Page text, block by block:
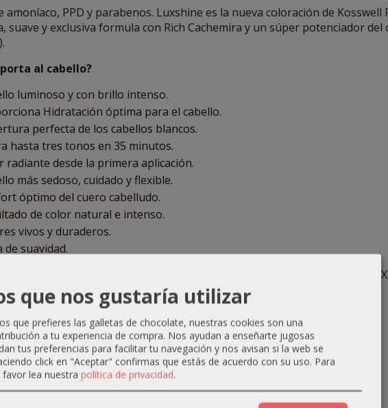
amoníaco, PPD y parabenos. Luxshine es la nueva coloración de Kosswell
suave y exclusiva formula con Rich Cachemira y un súper potenciador del
al cabello?
luminoso y con brillo intenso.
Hidratación óptima para el cabello.
perfecta de los cabellos blancos.
hasta tres tonos en 35 minutos.
radiante desde la primera aplicación.
más sedoso, cuidado y flexible.
óptimo del cuero cabelludo.
de color natural e intenso.
vivos y duraderos.
de suavidad.
: Mezcla + 1 1/2 mezclar 60 ml de Luxshine con 90 ml de Luxshine
homogénea
que nos gustaría utilizar
que prefieres las galletas de chocolate, nuestras cookies son una
a tu experiencia de compra. Nos ayudan a enseñarte jugosas
tus preferencias para facilitar tu navegación y nos avisan si la web se
click en "Aceptar" confirmas que estás de acuerdo con su uso. Para
lea nuestra política de privacidad.